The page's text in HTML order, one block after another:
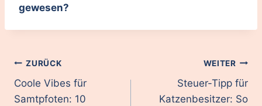
gewesen?
Beitragsnavigation
ZURÜCK
Coole Vibes für
Samtpfoten: 10
WEITER
Steuer-Tipp für
Katzenbesitzer: So